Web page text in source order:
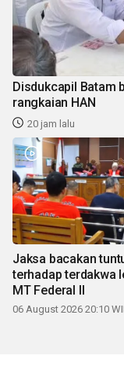
Disdukcapil Batam
rangkaian HAN
20 jam lalu
Jaksa bacakan
terhadap terdakwa
MT Federal II
06 August 2026 20:10